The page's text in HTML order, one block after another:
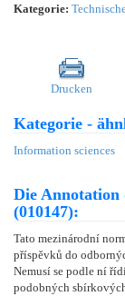
Kategorie:
Drucken
Kategorie -
Information sciences
Die Annotation
(010147):
Tato mezinárodní
příspěvků do
Nemusí se podle ní
podobných